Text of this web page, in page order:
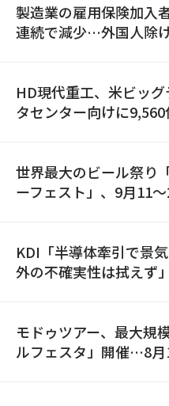
製造業の雇用保険加入
連続で減少…外国人除
HD現代重工、米ビッ
タセンター向けに
世界最大のビール祭り
ーフェスト」、9月11
KDI「半導体牽引で景
外の不確実性は拭えず」
モドゥツアー、最大規
ルフェスタ」開催…8